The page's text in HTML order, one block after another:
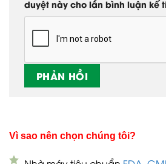
duyệt này cho lần bình luận kế
Vì sao nên chọn chúng tôi?